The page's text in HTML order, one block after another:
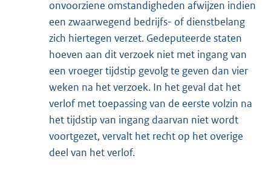
onvoorziene omstandigheden afwijzen indien
een zwaarwegend bedrijfs- of dienstbelang
zich hiertegen verzet. Gedeputeerde staten
hoeven aan dit verzoek niet met ingang van
een vroeger tijdstip gevolg te geven dan vier
weken na het verzoek. In het geval dat het
verlof met toepassing van de eerste volzin na
het tijdstip van ingang daarvan niet wordt
voortgezet, vervalt het recht op het overige
deel van het verlof.